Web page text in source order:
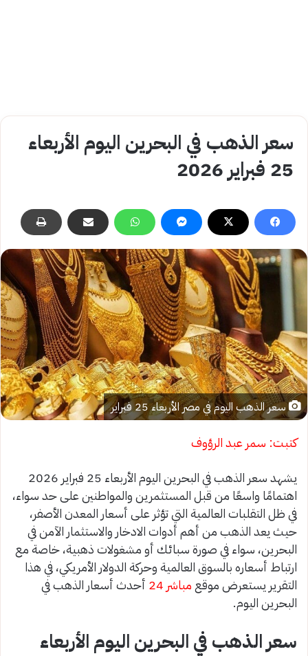
سعر الذهب في البحرين اليوم الأربعاء
25 فبراير 2026
سعر الذهب اليوم في مصر الأربعاء 25 فبراير
كتبت: سمر عبد الرؤوف
يشهد سعر الذهب في البحرين اليوم الأربعاء 25 فبراير 2026
اهتمامًا واسعًا من قبل المستثمرين والمواطنين على حد سواء،
في ظل التقلبات العالمية التي تؤثر على أسعار المعدن الأصفر،
حيث يعد الذهب من أهم أدوات الادخار والاستثمار الآمن في
البحرين، سواء في صورة سبائك أو مشغولات ذهبية، خاصة مع
ارتباط أسعاره بالسوق العالمية وحركة الدولار الأمريكي، في هذا
التقرير يستعرض موقع مباشر 24
أحدث أسعار الذهب في
البحرين اليوم.
سعر الذهب في البحرين اليوم الأربعاء